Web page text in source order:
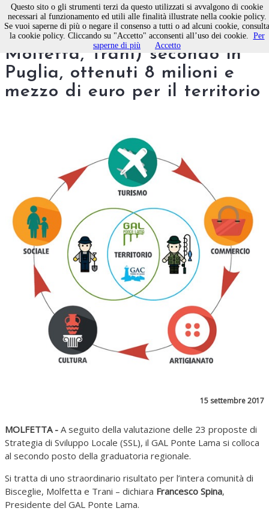
Il Gal Ponte Lama (Bisceglie,
Molfetta, Trani) secondo in
Puglia, ottenuti 8 milioni e
mezzo di euro per il territorio
15 settembre 2017
MOLFETTA - A seguito della valutazione delle 23 proposte di
Strategia di Sviluppo Locale (SSL), il GAL Ponte Lama si colloca
al secondo posto della graduatoria regionale.
Si tratta di uno straordinario risultato per l’intera comunità di
Bisceglie, Molfetta e Trani – dichiara Francesco Spina,
Presidente del GAL Ponte Lama.
Questo sito o gli strumenti terzi da questo utilizzati si avvalgono di cookie
necessari al funzionamento ed utili alle finalità illustrate nella cookie policy.
Se vuoi saperne di più o negare il consenso a tutti o ad alcuni cookie, consulta
la cookie policy. Cliccando su "Accetto" acconsenti all’uso dei cookie. Per
saperne di più
Accetto